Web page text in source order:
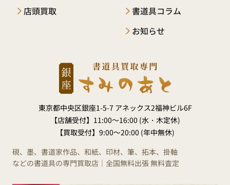
店頭買取
書道具コラム
お知らせ
東京都中央区銀座1-5-7 アネックス2福神ビル6F
【店舗受付】 11:00～16:00 (水・木定休)
【買取受付】 9:00～20:00 (年中無休)
硯、墨、書道家作品、和紙、印材、筆、拓本、掛軸
などの書道具の専門買取店｜全国無料出張 無料査定